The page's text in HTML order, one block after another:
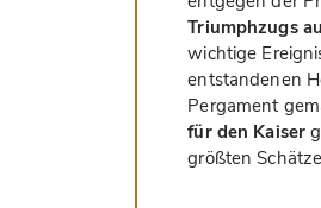
Triumphzugs
wichtige
entstandenen
Pergament
für den Kaiser
größten